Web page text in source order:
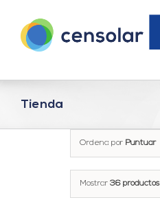
contenido
Tienda
Ordena por Puntuar
Mostrar 36 productos